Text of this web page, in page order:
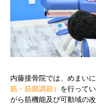
内藤接骨院では、めまい
筋・筋膜調節） を行って
がら筋機能及び可動域の